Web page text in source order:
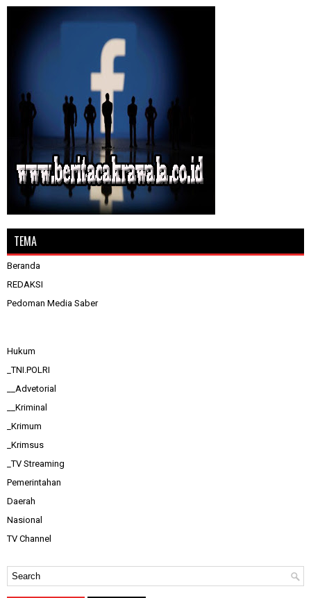
TEMA
Beranda
REDAKSI
Pedoman Media Saber
Hukum
_TNI.POLRI
__Advetorial
__Kriminal
_Krimum
_Krimsus
_TV Streaming
Pemerintahan
Daerah
Nasional
TV Channel